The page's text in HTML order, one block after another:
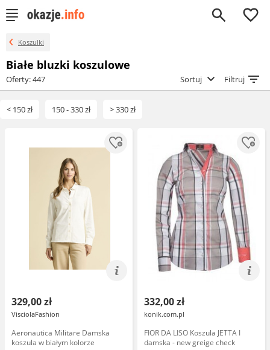
0
Koszulki
Białe bluzki koszulowe
Oferty: 447 Sortuj Filtruj
< 150 zł 150 - 330 zł > 330 zł
329,00 zł
VisciolaFashion
Aeronautica Militare Damska
koszula w białym kolorze
332,00 zł
konik.com.pl
FIOR DA LISO Koszula JETTA I
damska - new greige check